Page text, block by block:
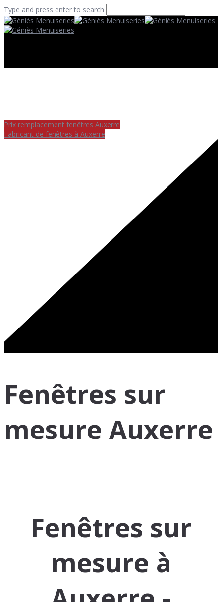
Type and press enter to search
Prix remplacement fenêtres Auxerre
Fabricant de fenêtres à Auxerre
Fenêtres sur
mesure Auxerre
Fenêtres sur
mesure à